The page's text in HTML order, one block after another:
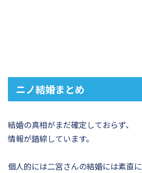
ニノ結婚まとめ
結婚の真相がまだ確定しておらず、
情報が錯綜しています。
個人的には二宮さんの結婚には素直に